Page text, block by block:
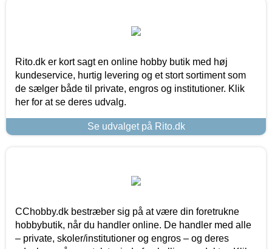
Rito.dk er kort sagt en online hobby butik med høj
kundeservice, hurtig levering og et stort sortiment som
de sælger både til private, engros og institutioner. Klik
her for at se deres udvalg.
Se udvalget på Rito.dk
CChobby.dk bestræber sig på at være din foretrukne
hobbybutik, når du handler online. De handler med alle
– private, skoler/institutioner og engros – og deres